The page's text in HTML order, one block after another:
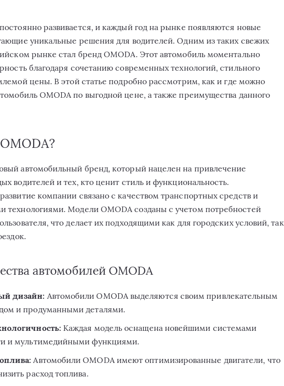
развивается, и каждый год на рынке появляются новые
уникальные решения для водителей. Одним из таких свежих
рынке стал бренд OMODA. Этот автомобиль моментально
благодаря сочетанию современных технологий, стильного
цены. В этой статье подробно рассмотрим, как и где можно
OMODA по выгодной цене, а также преимущества данного
автомобильный бренд, который нацелен на привлечение
водителей и тех, кто ценит стиль и функциональность.
компании связано с качеством транспортных средств и
технологиями. Модели OMODA созданы с учетом потребностей
что делает их подходящими как для городских условий, так
автомобилей OMODA
дизайн: Автомобили OMODA выделяются своим привлекательным
и продуманными деталями.
Каждая модель оснащена новейшими системами
и мультимедийными функциями.
Автомобили OMODA имеют оптимизированные двигатели, что
расход топлива.